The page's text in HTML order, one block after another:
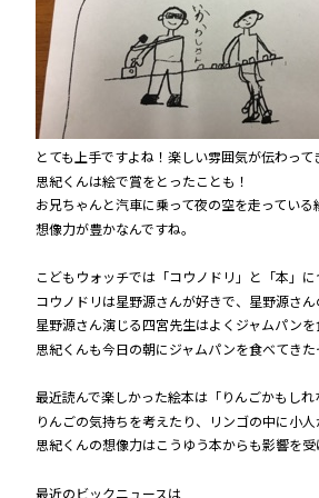
とても上手ですよね！楽しい雰囲気が伝わっ
思紀くんは絵で賞をとったことも！
お兄ちゃんと汽車に乗って夜の空を走っている
想像力が豊かなんですね。
こどもウォッチでは「コウノドリ」と「本」に
コウノドリは星野源さんが好きで、星野源さん
星野源さん演じる四宮先生はよくジャムパンを
思紀くんも今日の朝にジャムパンを食べてきた
最近読んで楽しかった絵本は「りんごかもしれ
りんごの気持ちを考えたり、リンゴの中に小
思紀くんの想像力はこうゆう本からも影響を受
最近のビックニュースは